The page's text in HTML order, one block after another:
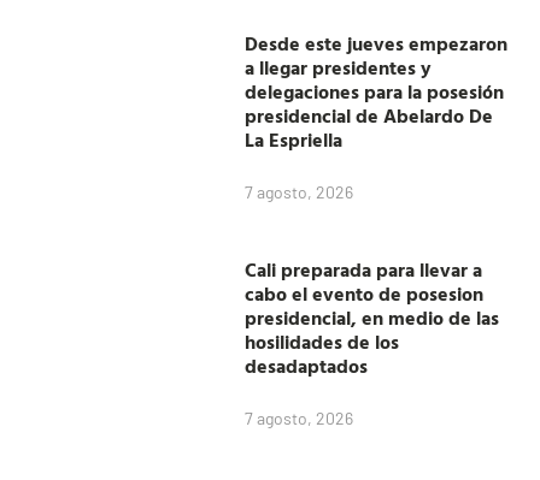
Desde este jueves empezaron
a llegar presidentes y
delegaciones para la posesión
presidencial de Abelardo De
La Espriella
7 agosto, 2026
Cali preparada para llevar a
cabo el evento de posesion
presidencial, en medio de las
hosilidades de los
desadaptados
7 agosto, 2026